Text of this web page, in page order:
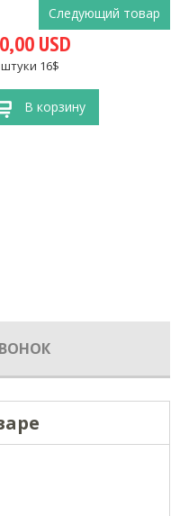
Следующий товар
USD
16$
В корзину